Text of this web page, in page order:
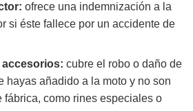
ofrece una indemnización a la
si éste fallece por un accidente de
accesorios: cubre el robo o daño de
hayas añadido a la moto y no son
fábrica, como rines especiales o